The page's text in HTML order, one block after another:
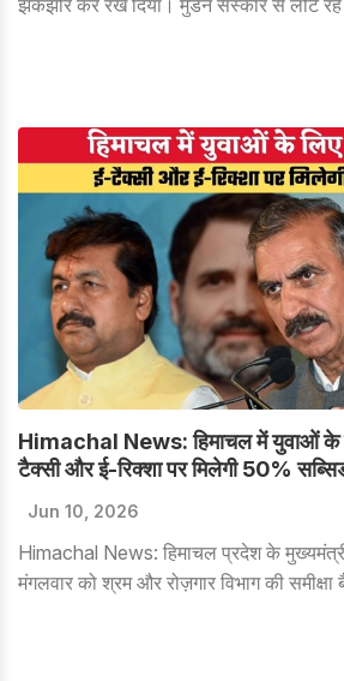
झकझोर कर रख दिया। मुंडन संस्कार से लौट रहे
Himachal News: हिमाचल में युवाओं के
टैक्सी और ई-रिक्शा पर मिलेगी 50%
Jun 10, 2026
Himachal News: हिमाचल प्रदेश के
मंगलवार को श्रम और रोज़गार विभाग की
दिया कि इन कल्याणकारी कार्यक्रमों का लाभ